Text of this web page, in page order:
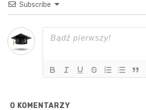
Subscribe
0 KOMENTARZY